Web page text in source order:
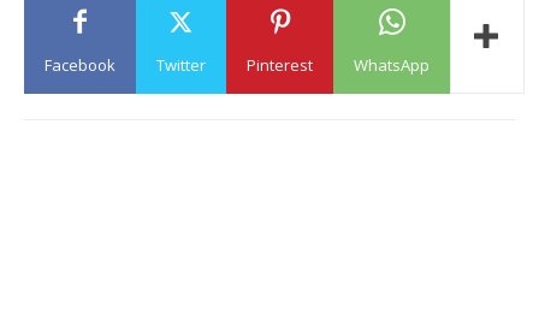
Facebook Twitter Pinterest WhatsApp